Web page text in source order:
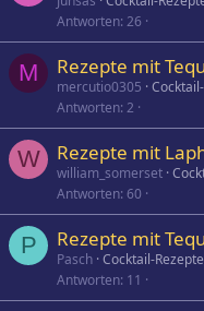
Antworten 26
M Rezepte mit
mercutio0305
Antworten 2
W Rezepte mit
william_somerset
Antworten 60
P Rezepte mit
Pasch Cocktail-Rezepte
Antworten 11